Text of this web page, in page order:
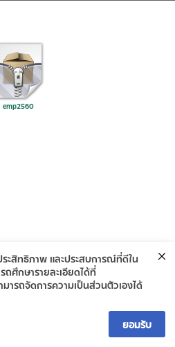
emp2560
สิทธิภาพ และประสบการณ์ที่ดีใน
ศึกษารายละเอียดได้ที่
มารถจัดการความเป็นส่วนตัวเองได้
ยอมรับ
Open